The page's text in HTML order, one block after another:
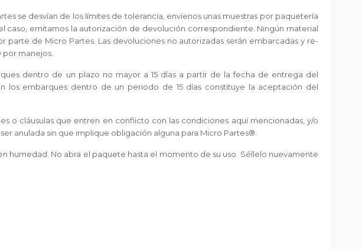
se desvían de los límites de tolerancia, envíenos unas muestras por paquetería
caso, emitamos la autorización de devolución correspondiente. Ningún material
de Micro Partes. Las devoluciones no autorizadas serán embarcadas y re-
manejos.
dentro de un plazo no mayor a 15 días a partir de la fecha de entrega del
los embarques dentro de un periodo de 15 días constituye la aceptación del
o cláusulas que entren en conflicto con las condiciones aquí mencionadas, y/o
anulada sin que implique obligación alguna para Micro Partes®.
humedad. No abra el paquete hasta el momento de su uso. Séllelo nuevamente